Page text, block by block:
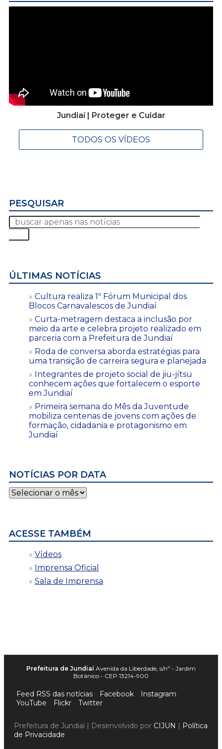
Jundiaí | Proteger e Cuidar
TODOS OS VÍDEOS
PESQUISAR
ÚLTIMAS NOTÍCIAS
Cultura realiza 1º Fórum Municipal dos
Blocos Carnavalescos de Jundiaí
Curta-metragem destaca a inclusão por
meio da arte e celebra projeto realizado em
parceria com a Prefeitura de Jundiaí
Roda de conversa aborda estratégias para
uma transição de carreira segura e planejada
Integrantes de projeto social de jiu-jítsu
conhecem ações que fortalecem o esporte
em Jundiaí
Primeira semana do Mês da Juventude
mobiliza centenas de jovens com ações de
formação, cidadania e protagonismo em
Jundiaí
NOTÍCIAS POR DATA
Notícias
por
ACESSE TAMBÉM
Vídeos
Imprensa Oficial
Sala de Imprensa
Prefeitura de Jundiaí Avenida da Liberdade, s/nº - Jardim
Botânico - CEP 13214-900
Feed RSS das notícias Facebook
Instagram
YouTube
Flickr Twitter
Prefeitura de Jundiaí | Desenvolvido por CIJUN | Política
de Privacidade